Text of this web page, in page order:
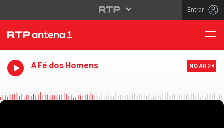
Entrar
A Fé dos Homens NO AR